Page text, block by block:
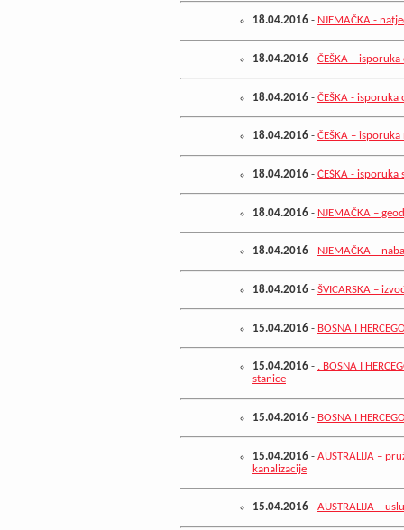
18.04.2016 - NJEMAČKA -
18.04.2016 - ČEŠKA –
18.04.2016 - ČEŠKA -
18.04.2016 - ČEŠKA –
18.04.2016 - ČEŠKA -
18.04.2016 - NJEMAČKA –
18.04.2016 - NJEMAČKA –
18.04.2016 - ŠVICARSKA –
15.04.2016 - BOSNA I
15.04.2016 - . BOSNA I
stanice
15.04.2016 - BOSNA I
15.04.2016 - AUSTRALIJA –
kanalizacije
15.04.2016 - AUSTRALIJA –